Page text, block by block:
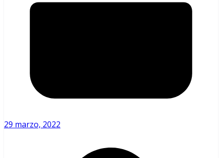
29 marzo, 2022